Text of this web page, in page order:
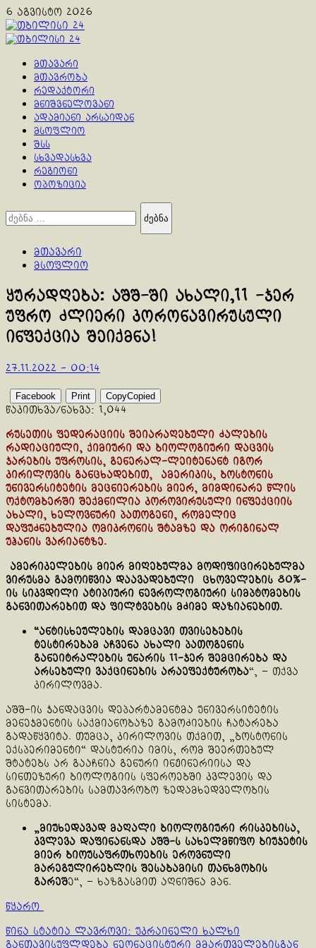
Skip
to
content
6 აგვისტო 2026
Primary
მთავარი
მთავრობა
რედაქტორი
მნიშვნელოვანი
ადამიანი არსაიდან
მსოფლიო
შსს
სხვადასხვა
რეგიონი
ოპოზიცია
ძებნა:
მთავარი
მსოფლიო
ყურადღება: აშშ-ში ახალი,11 -ჯერ
უფრო ძლიერი კორონავირუსული
ინფექცია შეიქმნა!
27.11.2022 - 00:14
Facebook Print CopyCopied
წაკითხვა/ნახვა: 1,044
რუსეთის ფედერაციის შეიარაღებული ძალების
რადიაციული, ქიმიური და ბიოლოგიური დაცვის
ჯარების უფროსის, გენერალ-ლეიტენანტ იგორ
კირილოვის განცხადებით, ამერიკის, ბოსტონის
უნივერსიტეტის მეცნიერების მიერ, მიმდინარე წლის
ოქტომბერში შექმნილია კოროვირუსული ინფექციის
ახალი, ხელოვნური პათოგენი, რომელიც
დაფუძნებულია ომიკრონის შტამზე და ორიგინალ
უჰანის ვარიანტზე.
ამერიკელების მიერ მიღებულმა მოდიფიცირებულმა
ვირუსმა გამოიწვია დაავადებული ცხოველების 80%-
ის სიკვდილი ატიპიური ნევროლოგიური სიმპტომების
განვითარებით და ფილტვების მძიმე დაზიანებით.
“ანტისხეულების დამცავი თვისებების
ტესტირებამ აჩვენა ახალი პათოგენის
განეიტრალების უნარის 11-ჯერ შემცირება და
არსებული ვაქცინების არაეფექტურობა“, – თქვა
კირილოვმა.
აშშ-ის ჯანდაცვის დეპარტამენტმა უნივერსიტეტის
მენეჯმენტის საქმიანობაზე გამოძიების ჩატარება
გადაწყვიტა. თუმცა, კირილოვის თქმით, „ბოსტონის
ექსპერიმენტი“ დასტურია იმის, რომ შეერთებულ
შტატებს არ გააჩნია გენური ინჟინერიისა და
სინთეზური ბიოლოგიის სფეროებში კვლევის და
განვითარების სამთავრობო ზედამხედველობის
სისტემა.
„მიუხედავად მაღალი ბიოლოგიური რისკებისა,
კვლევა დაფინანსდა აშშ-ს სახელმწიფო ბიუჯეტის
მიერ ბიოუსაფრთხოების ეროვნული
მარეგულირებლის შესაბამისი თანხმობის
გარეშე“, – ხაზგასმით აღნიშნა მან.
წყარო
Continue
წინა სტატია ლავროვი: უკრაინელი ხალხი
განთავისუფლდება ნეონაცისტური მმართველებისგან